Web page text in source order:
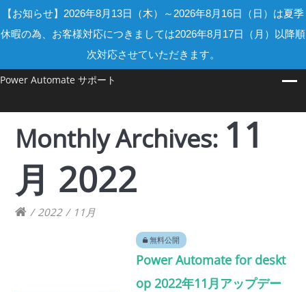
【お知らせ】2026年8月13日（木）～2026年8月16日（日）は夏季
休暇の為、お客様対応につきましては2026年8月17日（月）以降順
次対応させていただきます。
Power Automate サポート
Monthly Archives: 11
月 2022
/ 2022 / 11月
無料公開
Power Automate for deskt
op 2022年11月アップデー